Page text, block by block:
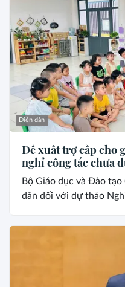
Diễn đàn
Đề xuất trợ cấp cho
nghỉ công tác chưa
Bộ Giáo dục và Đào
dân đối với dự thảo